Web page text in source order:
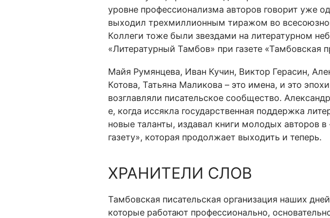
уровне профессионализма авторов говорит уже
выходил трехмиллионным тиражом во
Коллеги тоже были звездами на литературном
«Литературный Тамбов» при газете «Тамбовская
Майя Румянцева, Иван Кучин, Виктор Герасин,
Котова, Татьяна Маликова – это имена, и это
возглавляли писательское сообщество.
е, когда иссякла государственная поддержка
новые таланты, издавал книги молодых авторов
газету», которая продолжает выходить и теперь.
ХРАНИТЕЛИ СЛОВ
Тамбовская писательская организация наших
которые работают профессионально,